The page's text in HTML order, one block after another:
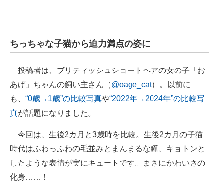
モノづくり技術者専門サイト
エレクトロニクス専門サイト
電子設計の基本と応用
エネルギーの専門メディア
建設×テクノロジーの最前線
ちょっと気になるネットの話題
ちっちゃな子猫から迫力満点の姿に
投稿者は、ブリティッシュショートヘアの女の子「お
あげ」ちゃんの飼い主さん（@oage_cat）。以前に
も、 “0歳→1歳”の比較写真や“2022年→2024年”の比較写
真が話題になりました。
今回は、生後2カ月と3歳時を比較。生後2カ月の子猫
時代はふわっふわの毛並みとまんまるな瞳、キョトンと
したような表情が実にキュートです。まさにかわいさの
化身……！